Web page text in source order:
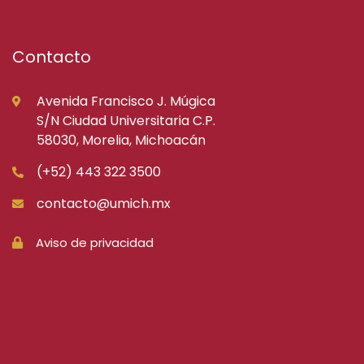
Contacto
Avenida Francisco J. Múgica
S/N Ciudad Universitaria C.P.
58030, Morelia, Michoacán
(+52) 443 322 3500
contacto@umich.mx
Aviso de privacidad